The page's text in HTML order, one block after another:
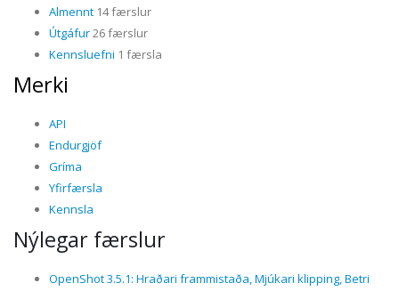
Almennt 14 færslur
Útgáfur26 færslur
Kennsluefni 1 færsla
Merki
API
Endurgjöf
Gríma
Yfirfærsla
Kennsla
Nýlegar færslur
OpenShot 3.5.1: Hraðari frammistaða, Mjúkari klipping, Betri